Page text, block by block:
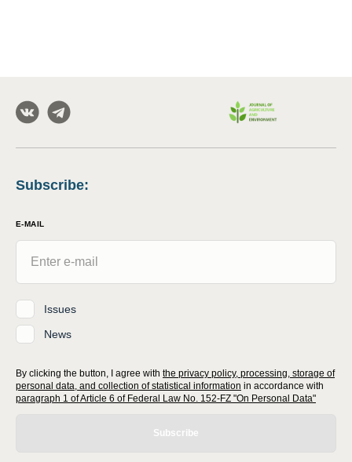
Subscribe:
E-MAIL
Issues
News
By clicking the button, I agree with the privacy policy, processing, storage of
personal data, and collection of statistical information in accordance with
paragraph 1 of Article 6 of Federal Law No. 152-FZ "On Personal Data"
Subscribe